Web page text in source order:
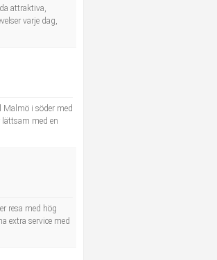
attraktiva,
varje dag,
Malmö i söder med
med en
resa med hög
extra service med